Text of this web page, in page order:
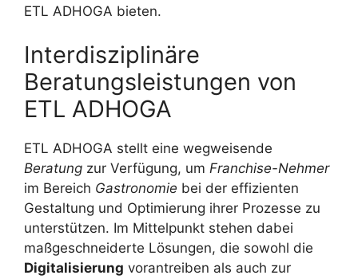
ETL ADHOGA bieten.
Interdisziplinäre
Beratungsleistungen von
ETL ADHOGA
ETL ADHOGA stellt eine wegweisende
Beratung zur Verfügung, um Franchise-Nehmer
im Bereich Gastronomie bei der effizienten
Gestaltung und Optimierung ihrer Prozesse zu
unterstützen. Im Mittelpunkt stehen dabei
maßgeschneiderte Lösungen, die sowohl die
Digitalisierung vorantreiben als auch zur